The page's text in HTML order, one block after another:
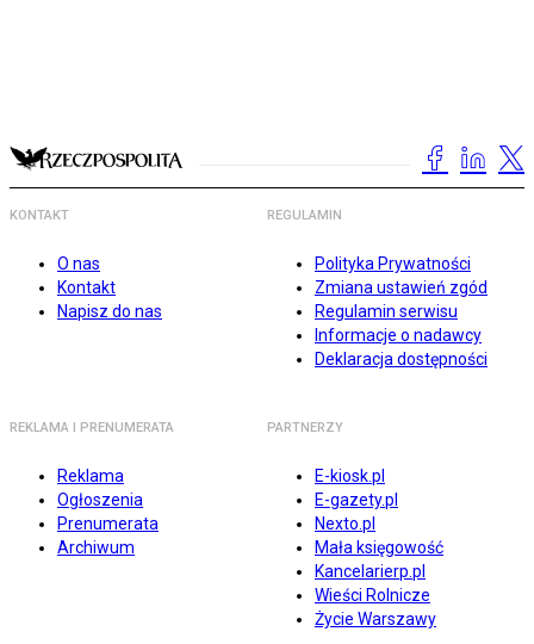
KONTAKT
O nas
Kontakt
Napisz do nas
REGULAMIN
Polityka Prywatności
Zmiana ustawień zgód
Regulamin serwisu
Informacje o nadawcy
Deklaracja dostępności
REKLAMA I PRENUMERATA
Reklama
Ogłoszenia
Prenumerata
Archiwum
PARTNERZY
E-kiosk.pl
E-gazety.pl
Nexto.pl
Mała księgowość
Kancelarierp.pl
Wieści Rolnicze
Życie Warszawy